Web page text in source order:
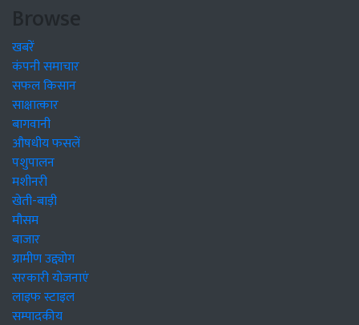
Browse
खबरें
कंपनी समाचार
सफल किसान
साक्षात्कार
बागवानी
औषधीय फसलें
पशुपालन
मशीनरी
खेती-बाड़ी
मौसम
बाजार
ग्रामीण उद्द्योग
सरकारी योजनाएं
लाइफ स्टाइल
सम्पादकीय